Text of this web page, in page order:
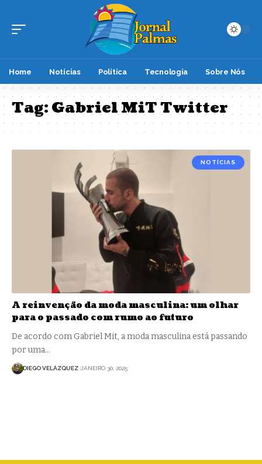
Home Notícias Política Tecnologia Sobre Nós
Tag:Gabriel MiT Twitter
NOTÍCIAS
A reinvenção da moda masculina: um olhar
para o passado com rumo ao futuro
De acordo com Gabriel Mit, a moda masculina está passando
por uma…
DIEGO VELÁZQUEZ JANEIRO 30, 2025